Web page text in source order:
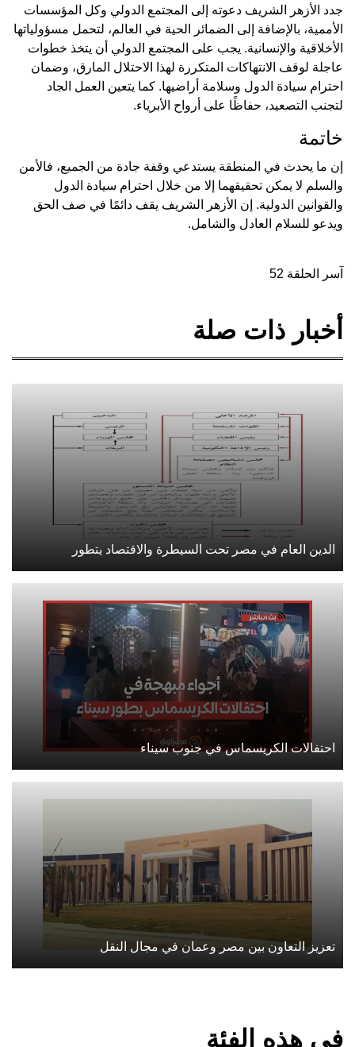
جدد الأزهر الشريف دعوته إلى المجتمع الدولي وكل المؤسسات
الأممية، بالإضافة إلى الضمائر الحية في العالم، لتحمل مسؤولياتها
الأخلاقية والإنسانية. يجب على المجتمع الدولي أن يتخذ خطوات
عاجلة لوقف الانتهاكات المتكررة لهذا الاحتلال المارق، وضمان
احترام سيادة الدول وسلامة أراضيها. كما يتعين العمل الجاد
لتجنب التصعيد، حفاظًا على أرواح الأبرياء.
خاتمة
إن ما يحدث في المنطقة يستدعي وقفة جادة من الجميع، فالأمن
والسلم لا يمكن تحقيقهما إلا من خلال احترام سيادة الدول
والقوانين الدولية. إن الأزهر الشريف يقف دائمًا في صف الحق
ويدعو للسلام العادل والشامل.
آسر الحلقة 52
أخبار ذات صلة
الدين العام في مصر تحت السيطرة والاقتصاد يتطور
احتفالات الكريسماس في جنوب سيناء
تعزيز التعاون بين مصر وعمان في مجال النقل
في هذه الفئة